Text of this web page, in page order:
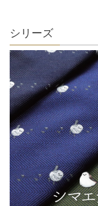
シリーズ